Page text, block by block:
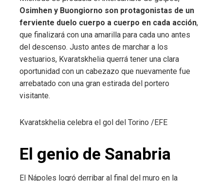
Osimhen y Buongiorno son protagonistas de un
ferviente duelo cuerpo a cuerpo en cada acción,
que finalizará con una amarilla para cada uno antes
del descenso. Justo antes de marchar a los
vestuarios, Kvaratskhelia querrá tener una clara
oportunidad con un cabezazo que nuevamente fue
arrebatado con una gran estirada del portero
visitante.
Kvaratskhelia celebra el gol del Torino /EFE
El genio de Sanabria
El Nápoles logró derribar al final del muro en la